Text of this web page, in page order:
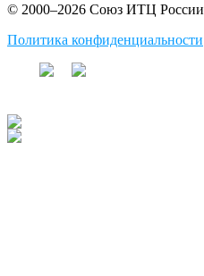
© 2000–2026 Союз ИТЦ России
Политика конфиденциальности